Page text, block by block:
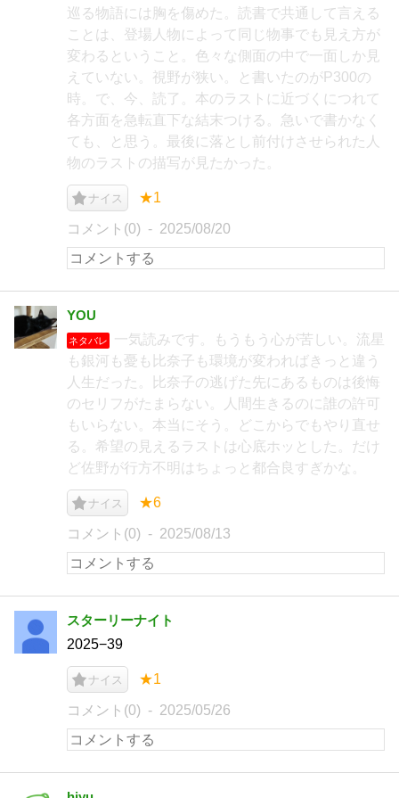
巡る物語には胸を傷めた。読書で共通して言える
ことは、登場人物によって同じ物事でも見え方が
変わるということ。色々な側面の中で一面しか見
えていない。視野が狭い。と書いたのがP300の
時。で、今、読了。本のラストに近づくにつれて
各方面を急転直下な結末つける。急いで書かなく
ても、と思う。最後に落とし前付けさせられた人
物のラストの描写が見たかった。
ナイス ★1
コメント(0) 2025/08/20
YOU
ネタバレ
一気読みです。もうもう心が苦しい。流星
も銀河も憂も比奈子も環境が変わればきっと違う
人生だった。比奈子の逃げた先にあるものは後悔
のセリフがたまらない。人間生きるのに誰の許可
もいらない。本当にそう。どこからでもやり直せ
る。希望の見えるラストは心底ホッとした。だけ
ど佐野が行方不明はちょっと都合良すぎかな。
ナイス ★6
コメント(0) 2025/08/13
スターリーナイト
2025−39
ナイス ★1
コメント(0) 2025/05/26